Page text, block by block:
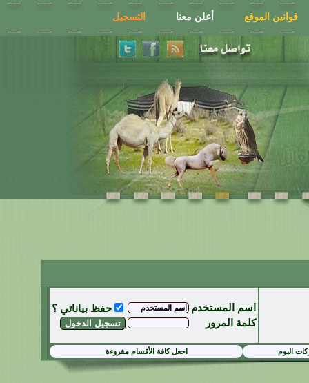
قوانين الموقع أعلن معنا التسجيل
اسم المستخدم
حفظ بياناتي ؟
كلمة المرور
اليوم اجعل كافة الأقسام مقروءة